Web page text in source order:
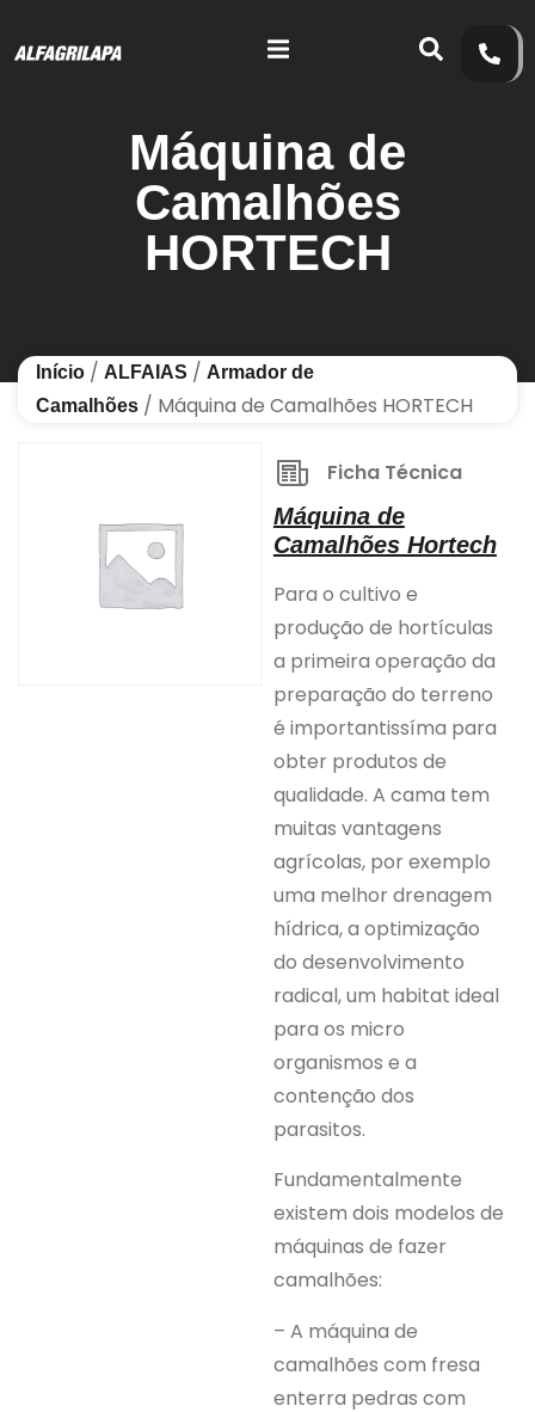
Máquina de
Camalhões
HORTECH
Início / ALFAIAS / Armador de
Camalhões / Máquina de Camalhões HORTECH
Ficha Técnica
Máquina de
Camalhões Hortech
Para o cultivo e
produção de hortículas
a primeira operação da
preparação do terreno
é importantissíma para
obter produtos de
qualidade. A cama tem
muitas vantagens
agrícolas, por exemplo
uma melhor drenagem
hídrica, a optimização
do desenvolvimento
radical, um habitat ideal
para os micro
organismos e a
contenção dos
parasitos.
Fundamentalmente
existem dois modelos de
máquinas de fazer
camalhões:
– A máquina de
camalhões com fresa
enterra pedras com